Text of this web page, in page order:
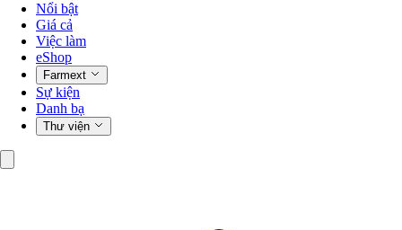
Nổi bật
Giá cả
Việc làm
eShop
Farmext
Sự kiện
Danh bạ
Thư viện